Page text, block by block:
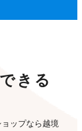
きる
ップなら越境